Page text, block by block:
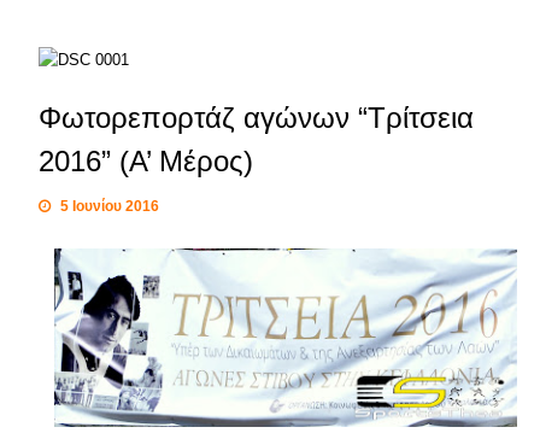
Φωτορεπορτάζ αγώνων “Τρίτσεια
2016” (Α’ Μέρος)
5 Ιουνίου 2016